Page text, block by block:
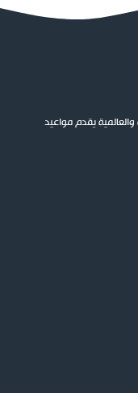
يقدم مواعيد